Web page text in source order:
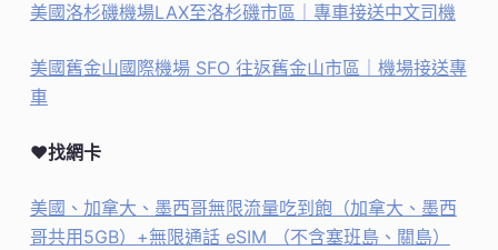
美國洛杉磯機場LAX至洛杉磯市區｜專車接送中文司機
美國舊金山國際機場 SFO 往返舊金山市區｜機場接送專
車
♥找網卡
美國、加拿大、墨西哥無限流量吃到飽（加拿大、墨西
哥共用5GB）+無限通話 eSIM （不含塞班島、關島）